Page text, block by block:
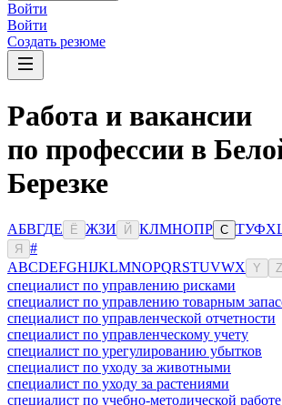
Войти
Войти
Создать резюме
Работа и вакансии
по профессии в
Березке
АБВГДЕ Ё ЖЗИ Й КЛМНОПР С ТУФХ
Я
#
ABCDEFGHIJKLMNOPQRSTUVWX Y Z
специалист по управлению рисками
специалист по управлению товарным
специалист по управленческой отчетности
специалист по управленческому учету
специалист по урегулированию убытков
специалист по уходу за животными
специалист по уходу за растениями
специалист по учебно-методической работе